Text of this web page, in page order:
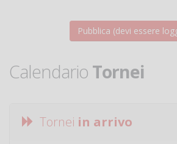
Calendario Tornei
Tornei in arrivo